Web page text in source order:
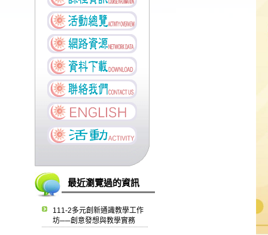
最近瀏覽過的資訊
111-2多元創新通識教學工作
坊──創意發想與教學實務